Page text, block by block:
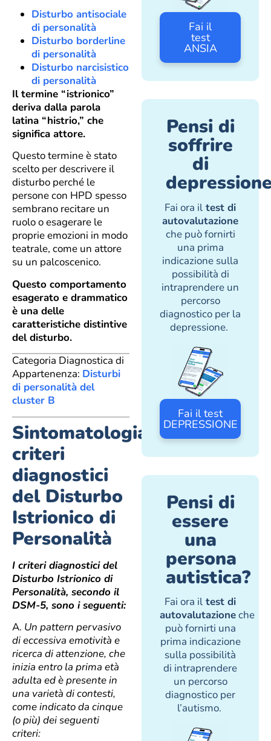
Disturbo antisociale
di personalità
Disturbo borderline
di personalità
Disturbo narcisistico
di personalità
Il termine “istrionico”
deriva dalla parola
latina “histrio,” che
significa attore.
Questo termine è stato
scelto per descrivere il
disturbo perché le
persone con HPD spesso
sembrano recitare un
ruolo o esagerare le
proprie emozioni in modo
teatrale, come un attore
su un palcoscenico.
Questo comportamento
esagerato e drammatico
è una delle
caratteristiche distintive
del disturbo.
Categoria Diagnostica di
Appartenenza: Disturbi
di personalità del
cluster B
Sintomatologia:
criteri
diagnostici
del Disturbo
Istrionico di
Personalità
I criteri diagnostici del
Disturbo Istrionico di
Personalità, secondo il
DSM-5, sono i seguenti:
A. Un pattern pervasivo
di eccessiva emotività e
ricerca di attenzione, che
inizia entro la prima età
adulta ed è presente in
una varietà di contesti,
come indicato da cinque
(o più) dei seguenti
criteri:
Fai il
test
ANSIA
Pensi di
soffrire
di
Fai ora il test di
autovalutazione
che può fornirti
una prima
indicazione sulla
possibilità di
intraprendere un
percorso
diagnostico per la
depressione.
Fai il test
DEPRESSIONE
Pensi di
essere
una
persona
autistica?
Fai ora il test di
autovalutazioneche
può fornirti una
prima indicazione
sulla possibilità
di intraprendere
un percorso
diagnostico per
l’autismo.